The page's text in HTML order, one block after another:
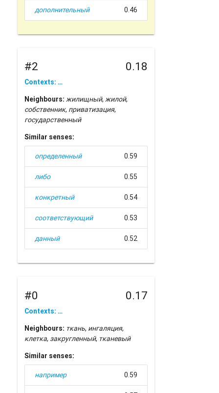
дополнительный 0.46
#2 0.18
Contexts: …
Neighbours: жилищный,жилой,
собственник, приватизация,
государственный
Similar senses:
определенный 0.59
либо 0.55
конкретный 0.54
соответствующий 0.53
данный 0.52
#0 0.17
Contexts: …
Neighbours: ткань, ингаляция,
клетка, закругленный, тканевый
Similar senses:
например 0.59